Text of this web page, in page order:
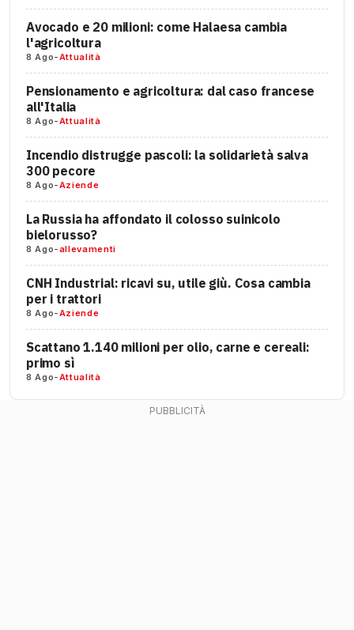
Avocado e 20 milioni: come Halaesa cambia
l'agricoltura
8 Ago-Attualità
Pensionamento e agricoltura: dal caso francese
all'Italia
8 Ago-Attualità
Incendio distrugge pascoli: la solidarietà salva
300 pecore
8 Ago-Aziende
La Russia ha affondato il colosso suinicolo
bielorusso?
8 Ago-allevamenti
CNH Industrial: ricavi su, utile giù. Cosa cambia
per i trattori
8 Ago-Aziende
Scattano 1.140 milioni per olio, carne e cereali:
primo sì
8 Ago-Attualità